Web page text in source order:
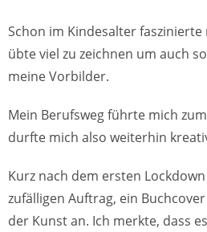
Schon im Kindesalter faszinierte
übte viel zu zeichnen um auch
meine Vorbilder.
Mein Berufsweg führte mich zum
durfte mich also weiterhin
Kurz nach dem ersten
zufälligen Auftrag, ein
der Kunst an. Ich merkte, dass